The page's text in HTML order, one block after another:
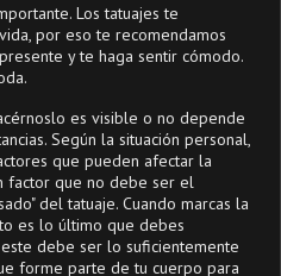
Los tatuajes te
por eso te recomendamos
y te haga sentir cómodo.
es visible o no depende
Según la situación personal,
que pueden afectar la
factor que no debe ser el
del tatuaje. Cuando marcas la
es lo último que debes
debe ser lo suficientemente
forme parte de tu cuerpo para